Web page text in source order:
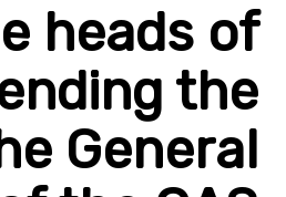
heads of
the
General